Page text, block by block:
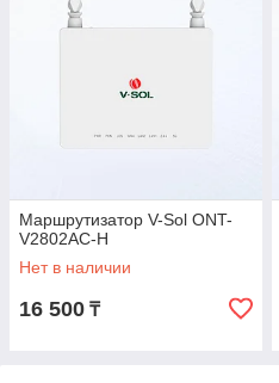
Маршрутизатор V-Sol ONT-
V2802AC-H
Нет в наличии
16 500 ₸